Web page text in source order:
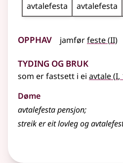
avtalefesta
avtalefesta
Opphav jamførfeste(2
II)
Tyding og bruk
som er fastsett i ei avtale(1
I,
Døme
avtalefesta pensjon;
streik er eit lovleg og